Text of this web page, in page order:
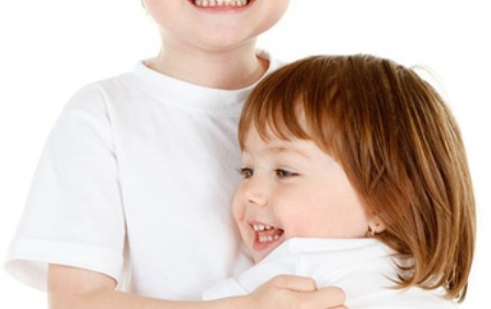
trafikkregler, tidsfrister, leggetider, godtelover og
gloseprøver. Men det finnes også vitser, sang, liksomlek,
fantasi og promp. Verden rommer alt. En ting utelukker
ikke automatisk den andre. Det er lov å tulle med
historie. Men som med alt her i livet, du må vite hva du
gjør. Og det gjør Simon Stranger! Han vet så inderlig
godt hva han gjør.
Og det syns godt at han har det så
innmari gøy mens han gjør det.
Utstyrt med en bøtte på hodet, et kosteskaft under
armen, og over skrevs på sin stolte gris Rosinante rir
ridder Don Simon Quijote fra La Mancha i Spania
avgårde sammen med sin nye venn Helena. De legger